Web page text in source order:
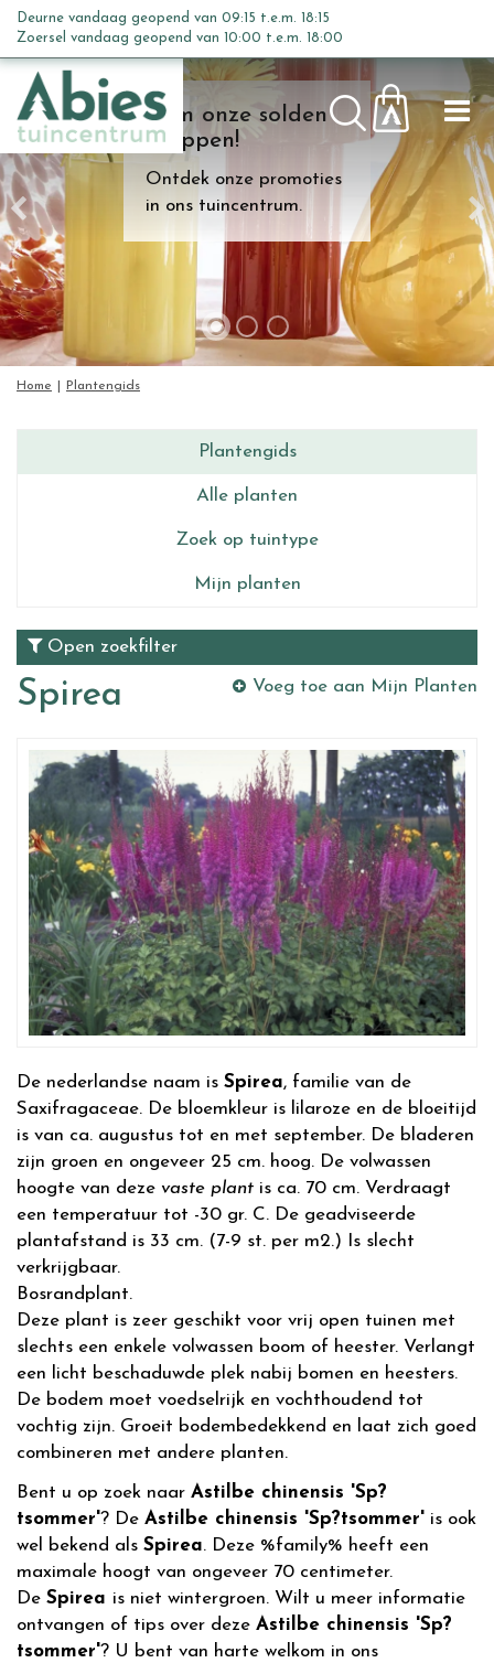
n
c
o
n
t
e
n
t
Kom onze solden
shoppen!
Ontdek onze promoties
in ons tuincentrum.
Home Plantengids
Deurne vandaag geopend van 09:15 t.e.m. 18:15
Zoersel vandaag geopend van 10:00 t.e.m. 18:00
Plantengids
Alle planten
Zoek op tuintype
Mijn planten
Open zoekfilter
Spirea Voeg toe aan Mijn Planten
De nederlandse naam is Spirea, familie van de
Saxifragaceae. De bloemkleur is lilaroze en de bloeitijd
is van ca. augustus tot en met september. De bladeren
zijn groen en ongeveer 25 cm. hoog. De volwassen
hoogte van deze vaste plant is ca. 70 cm. Verdraagt
een temperatuur tot -30 gr. C. De geadviseerde
plantafstand is 33 cm. (7-9 st. per m2.) Is slecht
verkrijgbaar.
Bosrandplant.
Deze plant is zeer geschikt voor vrij open tuinen met
slechts een enkele volwassen boom of heester. Verlangt
een licht beschaduwde plek nabij bomen en heesters.
De bodem moet voedselrijk en vochthoudend tot
vochtig zijn. Groeit bodembedekkend en laat zich goed
combineren met andere planten.
Bent u op zoek naar Astilbe chinensis 'Sp?
tsommer'? De Astilbe chinensis 'Sp?tsommer' is ook
wel bekend als Spirea. Deze %family% heeft een
maximale hoogt van ongeveer 70 centimeter.
De Spirea is niet wintergroen. Wilt u meer informatie
ontvangen of tips over deze Astilbe chinensis 'Sp?
tsommer'? U bent van harte welkom in ons